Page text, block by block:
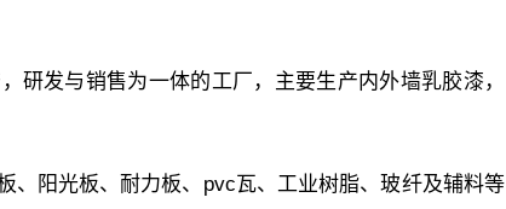
研发与销售为一体的工厂，主要生产内外墙乳胶漆，
、阳光板、耐力板、pvc瓦、工业树脂、玻纤及辅料等